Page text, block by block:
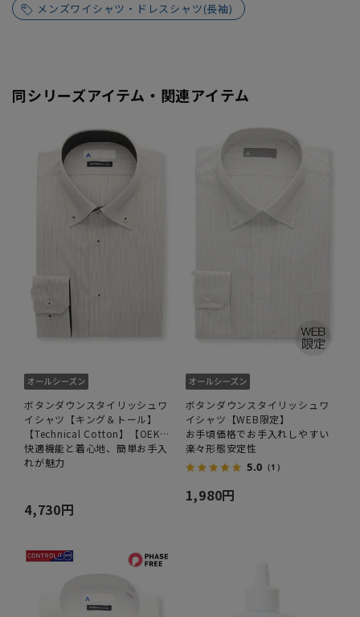
メンズワイシャツ・ドレスシャツ(長袖)
同シリーズアイテム・関連アイテム
ボタンダウンスタイリッシュワ
イシャツ【キング＆トール】
【Technical Cotton】【OEKO-
TEX】
快適機能と着心地、簡単お手入
れが魅力
4,730円
ボタンダウンスタイリッシュワ
イシャツ【WEB限定】
お手頃価格でお手入れしやすい
楽々形態安定性
5.0 （1）
1,980円